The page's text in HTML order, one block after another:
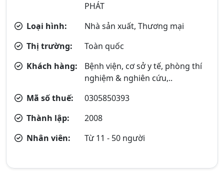
PHÁT
Loại hình:
Nhà sản xuất, Thương mại
Thị trường:
Toàn quốc
Khách hàng:
Bệnh viện, cơ sở y tế, phòng thí
nghiệm & nghiên cứu,..
Mã số thuế:
0305850393
Thành lập:
2008
Nhân viên:
Từ 11 - 50 người